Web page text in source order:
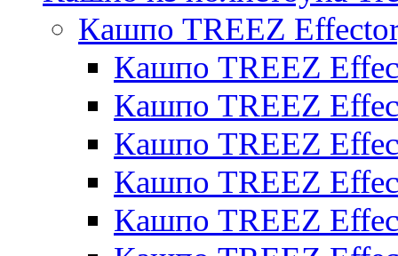
Кашпо TREEZ
Кашпо TREEZ
Кашпо TREEZ
Кашпо TREEZ
Кашпо TREEZ
Кашпо TREEZ